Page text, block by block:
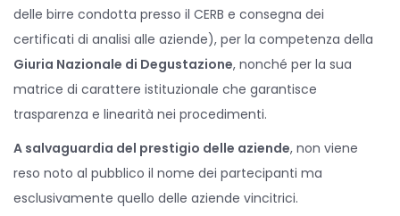
delle birre condotta presso il CERB e consegna dei
certificati di analisi alle aziende), per la competenza della
Giuria Nazionale di Degustazione, nonché per la sua
matrice di carattere istituzionale che garantisce
trasparenza e linearità nei procedimenti.
A salvaguardia del prestigio delle aziende, non viene
reso noto al pubblico il nome dei partecipanti ma
esclusivamente quello delle aziende vincitrici.